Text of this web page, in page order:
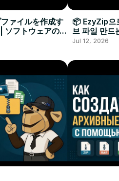
ァイルを作成す
ソフトウェアのイ
📦 EzyZip으
브 파일 만드
요
Jul 12, 2026